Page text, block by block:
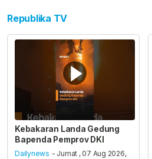
Republika TV
Kebakaran Landa Gedung
Bapenda Pemprov DKI
Dailynews - Jumat , 07 Aug 2026,